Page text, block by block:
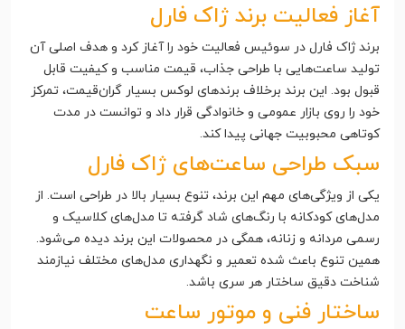
آغاز فعالیت برند ژاک فارل
برند ژاک فارل در سوئیس فعالیت خود را آغاز کرد و هدف اصلی آن
تولید ساعت‌هایی با طراحی جذاب، قیمت مناسب و کیفیت قابل
قبول بود. این برند برخلاف برندهای لوکس بسیار گران‌قیمت، تمرکز
خود را روی بازار عمومی و خانوادگی قرار داد و توانست در مدت
کوتاهی محبوبیت جهانی پیدا کند.
سبک طراحی ساعت‌های ژاک فارل
یکی از ویژگی‌های مهم این برند، تنوع بسیار بالا در طراحی است. از
مدل‌های کودکانه با رنگ‌های شاد گرفته تا مدل‌های کلاسیک و
رسمی مردانه و زنانه، همگی در محصولات این برند دیده می‌شود.
همین تنوع باعث شده تعمیر و نگهداری مدل‌های مختلف نیازمند
شناخت دقیق ساختار هر سری باشد.
ساختار فنی و موتور ساعت